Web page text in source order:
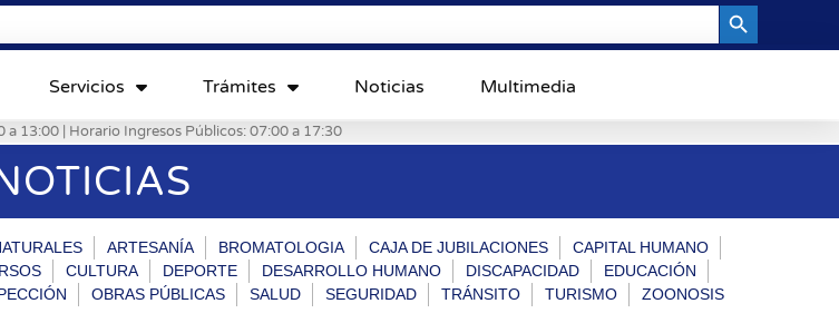
Servicios Trámites Noticias Multimedia
a 13:00 | Horario Ingresos Públicos: 07:00 a 17:30
ARTESANÍA BROMATOLOGIA CAJA DE JUBILACIONES
CAPITAL HUMANO
CULTURA DEPORTE DESARROLLO HUMANO DISCAPACIDAD
EDUCACIÓN
OBRAS PÚBLICAS SALUD SEGURIDAD TRÁNSITO TURISMO ZOONOSIS